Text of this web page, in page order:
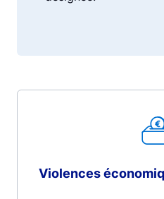
Violences